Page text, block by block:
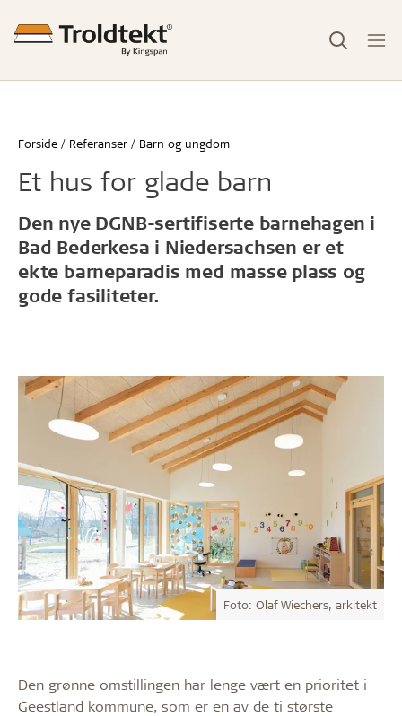
Forside Referanser Barn og ungdom
Et hus for glade barn
Den nye DGNB-sertifiserte barnehagen i
Bad Bederkesa i Niedersachsen er et
ekte barneparadis med masse plass og
gode fasiliteter.
Foto: Olaf Wiechers, arkitekt
Den grønne omstillingen har lenge vært en prioritet i
Geestland kommune, som er en av de ti største